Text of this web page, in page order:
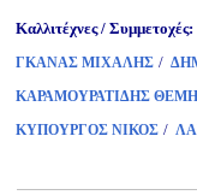
Καλλιτέχνες / Συμμετοχές:
ΓΚΑΝΑΣ ΜΙΧΑΛΗΣ /
ΚΑΡΑΜΟΥΡΑΤΙΔΗΣ
ΚΥΠΟΥΡΓΟΣ ΝΙΚΟΣ /